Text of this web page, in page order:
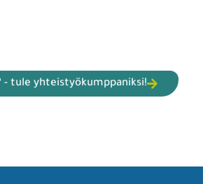
- tule yhteistyökumppaniksi!